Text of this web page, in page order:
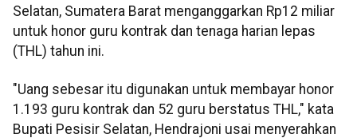
Selatan, Sumatera Barat menganggarkan Rp12 miliar
untuk honor guru kontrak dan tenaga harian lepas
(THL) tahun ini.
"Uang sebesar itu digunakan untuk membayar honor
1.193 guru kontrak dan 52 guru berstatus THL," kata
Bupati Pesisir Selatan, Hendrajoni usai menyerahkan